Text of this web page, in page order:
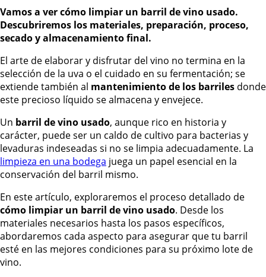
Vamos a ver cómo limpiar un barril de vino usado.
Descubriremos los materiales, preparación, proceso,
secado y almacenamiento final.
El arte de elaborar y disfrutar del vino no termina en la
selección de la uva o el cuidado en su fermentación; se
extiende también al mantenimiento de los barriles donde
este precioso líquido se almacena y envejece.
Un barril de vino usado, aunque rico en historia y
carácter, puede ser un caldo de cultivo para bacterias y
levaduras indeseadas si no se limpia adecuadamente. La
limpieza en una bodega juega un papel esencial en la
conservación del barril mismo.
En este artículo, exploraremos el proceso detallado de
cómo limpiar un barril de vino usado. Desde los
materiales necesarios hasta los pasos específicos,
abordaremos cada aspecto para asegurar que tu barril
esté en las mejores condiciones para su próximo lote de
vino.